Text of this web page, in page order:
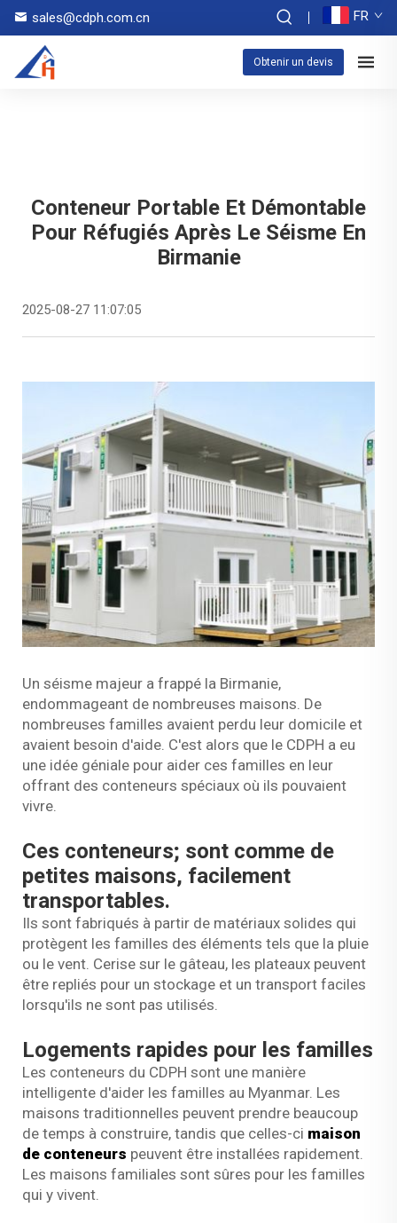
sales@cdph.com.cn FR
Obtenir un devis
Conteneur Portable Et Démontable
Pour Réfugiés Après Le Séisme En
Birmanie
2025-08-27 11:07:05
Un séisme majeur a frappé la Birmanie,
endommageant de nombreuses maisons. De
nombreuses familles avaient perdu leur domicile et
avaient besoin d'aide. C'est alors que le CDPH a eu
une idée géniale pour aider ces familles en leur
offrant des conteneurs spéciaux où ils pouvaient
vivre.
Ces conteneurs; sont comme de
petites maisons, facilement
transportables.
Ils sont fabriqués à partir de matériaux solides qui
protègent les familles des éléments tels que la pluie
ou le vent. Cerise sur le gâteau, les plateaux peuvent
être repliés pour un stockage et un transport faciles
lorsqu'ils ne sont pas utilisés.
Logements rapides pour les familles
Les conteneurs du CDPH sont une manière
intelligente d'aider les familles au Myanmar. Les
maisons traditionnelles peuvent prendre beaucoup
de temps à construire, tandis que celles-ci maison
de conteneurs peuvent être installées rapidement.
Les maisons familiales sont sûres pour les familles
qui y vivent.